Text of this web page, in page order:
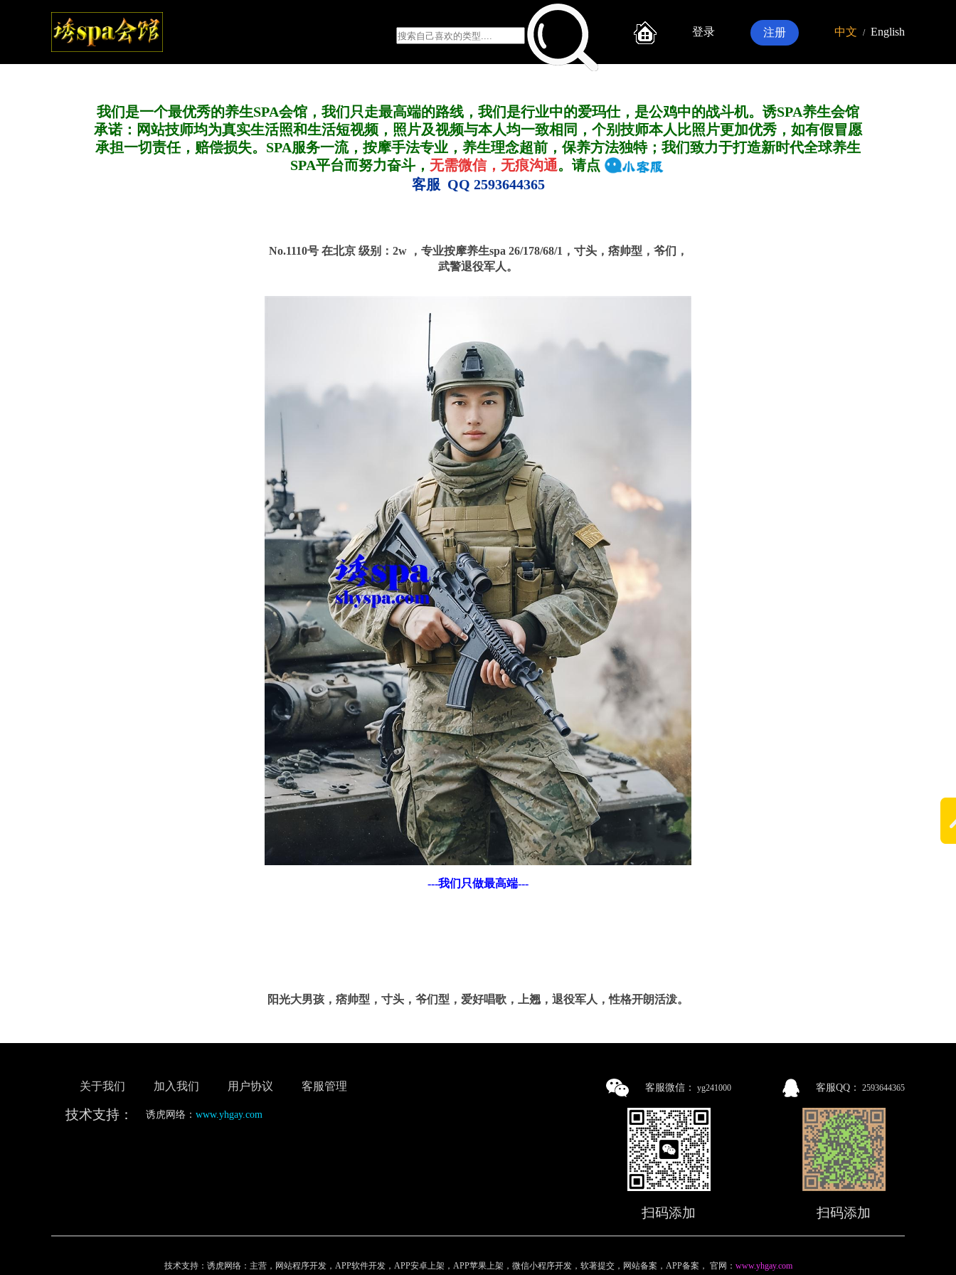
登录 注册 中文 / English
我们是一个最优秀的养生SPA会馆，我们只走最高端的路线，我们是行业中的爱玛仕，是公鸡中的战斗机。诱SPA养生会馆
承诺：网站技师均为真实生活照和生活短视频，照片及视频与本人均一致相同，个别技师本人比照片更加优秀，如有假冒愿
承担一切责任，赔偿损失。SPA服务一流，按摩手法专业，养生理念超前，保养方法独特；我们致力于打造新时代全球养生
SPA平台而努力奋斗， 无需微信，无痕沟通。请点
客服 QQ 2593644365
No.1110号 在北京 级别：2w ， 专业按摩养生spa 26/178/68/1，寸头，痞帅型，爷们，
武警退役军人。
---我们只做最高端---
阳光大男孩，痞帅型，寸头，爷们型，爱好唱歌，上翘，退役军人，性格开朗活泼。
关于我们 加入我们 用户协议 客服管理
技术支持： 诱虎网络： www.yhgay.com
客服微信： yg241000
扫码添加
客服QQ： 2593644365
扫码添加
技术支持：诱虎网络：主营，网站程序开发，APP软件开发，APP安卓上架，APP苹果上架，微信小程序开发，软著提交，网站备案，APP备案 ， 官网： www.yhgay.com